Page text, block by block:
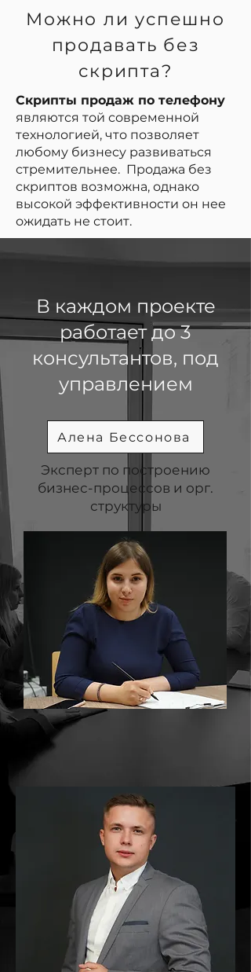
Можно ли успешно
продавать без
скрипта?
Скрипты продаж по телефону
являются той современной
технологией, что позволяет
любому бизнесу развиваться
стремительнее. Продажа без
скриптов возможна, однако
высокой эффективности он нее
ожидать не стоит.
В каждом проекте
работает до 3
консультантов, под
управлением
Алена Бессонова
Эксперт по построению
бизнес-процессов и орг.
структуры